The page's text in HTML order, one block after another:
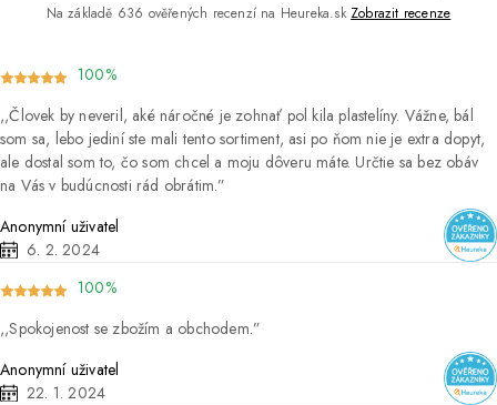
Na základě 636 ověřených recenzí na Heureka.sk Zobrazit recenze
100%
Človek by neveril, aké náročné je zohnať pol kila plastelíny. Vážne, bál
som sa, lebo jediní ste mali tento sortiment, asi po ňom nie je extra dopyt,
ale dostal som to, čo som chcel a moju dôveru máte. Určtie sa bez obáv
na Vás v budúcnosti rád obrátim.
Anonymní uživatel
6. 2. 2024
100%
Spokojenost se zbožím a obchodem.
Anonymní uživatel
22. 1. 2024